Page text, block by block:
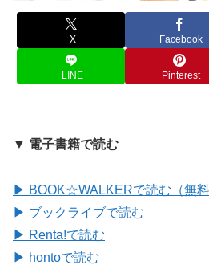
X Facebook
LINE Pinterest
▼ 電子書籍で読む
▶ BOOK☆WALKERで読む（無料
▶ ブックライブで読む
▶ Renta!で読む
▶ hontoで読む